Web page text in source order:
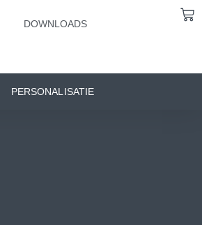
DOWNLOADS
PERSONALISATIE